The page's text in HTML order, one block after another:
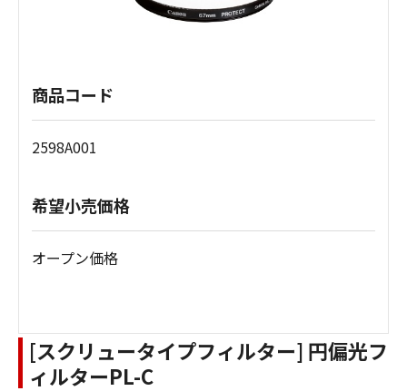
商品コード
2598A001
希望小売価格
オープン価格
[スクリュータイプフィルター] 円偏光フ
ィルターPL-C